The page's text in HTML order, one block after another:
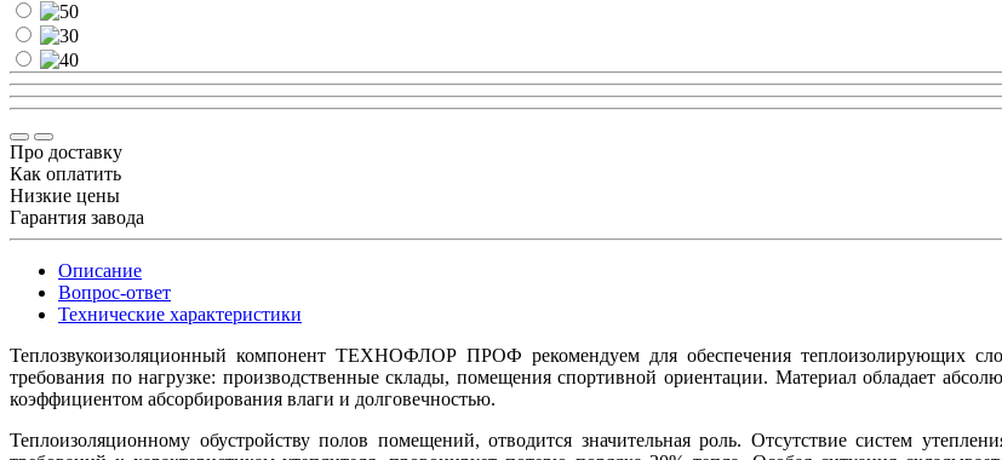
Про доставку
Как оплатить
Низкие цены
Гарантия завода
Описание
Вопрос-ответ
Технические характеристики
Теплозвукоизоляционный компонент ТЕХНОФЛОР ПРОФ рекомендуем для обеспечения теплоизолирующих
требования по нагрузке: производственные склады, помещения спортивной ориентации. Материал обладает
коэффициентом абсорбирования влаги и долговечностью.
Теплоизоляционному обустройству полов помещений, отводится значительная роль. Отсутствие систем